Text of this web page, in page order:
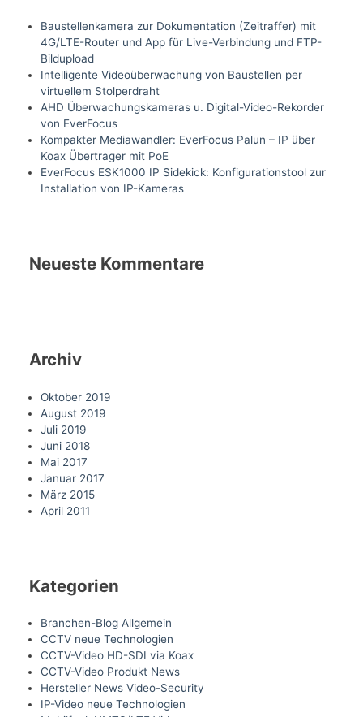
Baustellenkamera zur Dokumentation (Zeitraffer) mit
4G/LTE-Router und App für Live-Verbindung und FTP-
Bildupload
Intelligente Videoüberwachung von Baustellen per
virtuellem Stolperdraht
AHD Überwachungskameras u. Digital-Video-Rekorder
von EverFocus
Kompakter Mediawandler: EverFocus Palun – IP über
Koax Übertrager mit PoE
EverFocus ESK1000 IP Sidekick: Konfigurationstool zur
Installation von IP-Kameras
Neueste Kommentare
Archiv
Oktober 2019
August 2019
Juli 2019
Juni 2018
Mai 2017
Januar 2017
März 2015
April 2011
Kategorien
Branchen-Blog Allgemein
CCTV neue Technologien
CCTV-Video HD-SDI via Koax
CCTV-Video Produkt News
Hersteller News Video-Security
IP-Video neue Technologien